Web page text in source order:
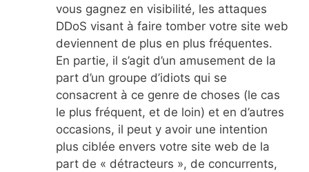
vous gagnez en visibilité, les attaques
DDoS visant à faire tomber votre site web
deviennent de plus en plus fréquentes.
En partie, il s’agit d’un amusement de la
part d’un groupe d’idiots qui se
consacrent à ce genre de choses (le cas
le plus fréquent, et de loin) et en d’autres
occasions, il peut y avoir une intention
plus ciblée envers votre site web de la
part de « détracteurs », de concurrents,